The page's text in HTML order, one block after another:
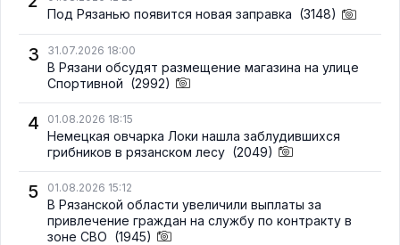
Под Рязанью появится новая заправка (3148)
3 31.07.2026 18:00
В Рязани обсудят размещение магазина на улице
Спортивной (2992)
4 01.08.2026 18:15
Немецкая овчарка Локи нашла заблудившихся
грибников в рязанском лесу (2049)
5 01.08.2026 15:12
В Рязанской области увеличили выплаты за
привлечение граждан на службу по контракту в
зоне СВО (1945)